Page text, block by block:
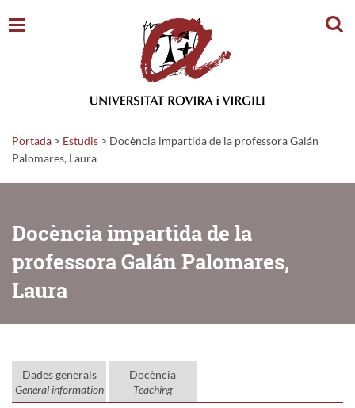
Portada > Estudis > Docència impartida de la professora Galán
Palomares, Laura
Docència impartida de la
professora Galán Palomares,
Laura
Dades generals
General information
Docència
Teaching